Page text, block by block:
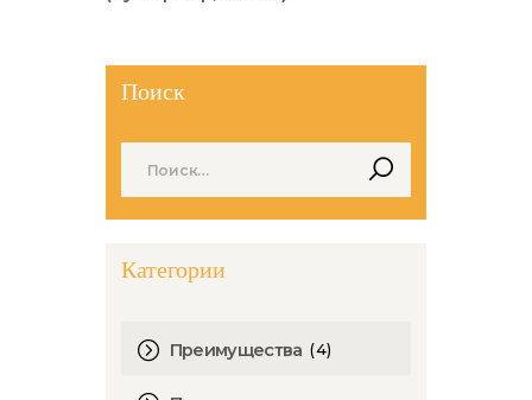
Поиск
Категории
Преимущества (4)